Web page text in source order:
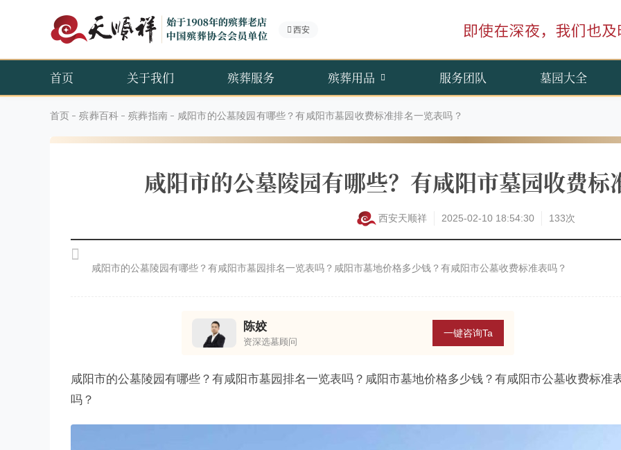
西安
首页 关于我们 殡葬服务 殡葬用品 服务团队 墓园大全
首页 殡葬百科 殡葬指南 咸阳市的公墓陵园有哪些？有咸阳市墓园收费标准排名一览表吗？
咸阳市的公墓陵园有哪些？有咸阳市墓园收费标
西安天顺祥 2025-02-10 18:54:30 133次
咸阳市的公墓陵园有哪些？有咸阳市墓园排名一览表吗？咸阳市墓地价格多少钱？有咸阳市公墓收费标准表吗？
陈姣
资深选墓顾问
一键咨询Ta
咸阳市的公墓陵园有哪些？有咸阳市墓园排名一览表吗？咸阳市墓地价格多少钱？有咸阳市公墓收费标准
吗？